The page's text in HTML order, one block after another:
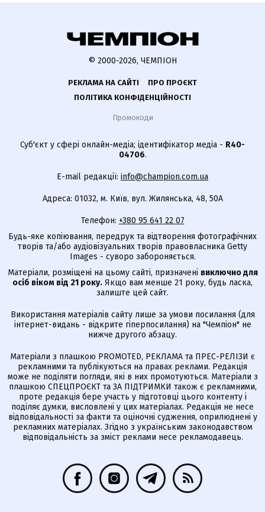
© 2000-2026, ЧЕМПІОН
РЕКЛАМА НА САЙТІ
ПРО ПРОЄКТ
ПОЛІТИКА КОНФІДЕНЦІЙНОСТІ
Промокоди
Суб'єкт у сфері онлайн-медіа; ідентифікатор медіа - R40-
04706.
E-mail редакції: info@champion.com.ua
Адреса: 01032, м. Київ, вул. Жилянська, 48, 50А
Телефон: +380 95 641 22 07
Будь-яке копіювання, передрук та відтворення фотографічних
творів та/або аудіовізуальних творів правовласника Getty
Images - суворо забороняється.
Матеріали, розміщені на цьому сайті, призначені виключно для
осіб віком від 21 року. Якщо вам менше 21 року, будь ласка,
залиште цей сайт.
Використання матеріалів сайту лише за умови посилання (для
інтернет-видань - відкрите гіперпосилання) на "Чемпіон" не
нижче другого абзацу.
Матеріали з плашкою PROMOTED, РЕКЛАМА та ПРЕС-РЕЛІЗИ є
рекламними та публікуються на правах реклами. Редакція
може не поділяти погляди, які в них промотуються. Матеріали з
плашкою СПЕЦПРОЄКТ та ЗА ПІДТРИМКИ також є рекламними,
проте редакція бере участь у підготовці цього контенту і
поділяє думки, висловлені у цих матеріалах. Редакція не несе
відповідальності за факти та оціночні судження, оприлюднені у
рекламних матеріалах. Згідно з українським законодавством
відповідальність за зміст реклами несе рекламодавець.